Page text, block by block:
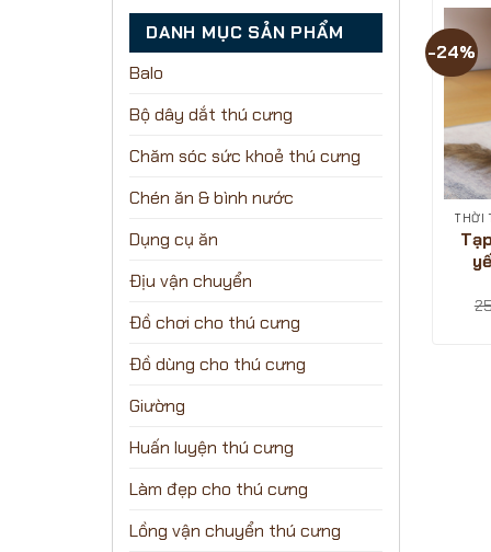
DANH MỤC SẢN PHẨM
Balo
Bộ dây dắt thú cưng
Chăm sóc sức khoẻ thú cưng
Chén ăn & bình nước
Dụng cụ ăn
Địu vận chuyển
Đồ chơi cho thú cưng
Đồ dùng cho thú cưng
Giường
Huấn luyện thú cưng
Làm đẹp cho thú cưng
Lồng vận chuyển thú cưng
-24%